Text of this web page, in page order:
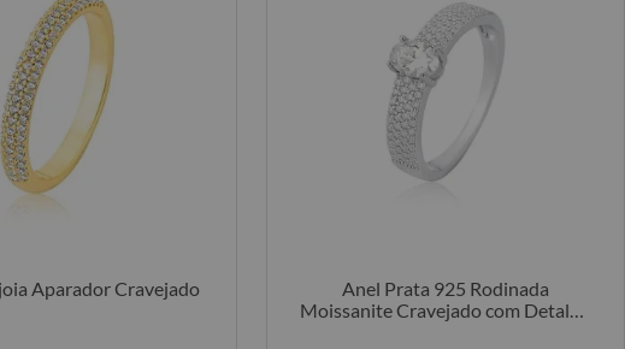
Aparador Cravejado
Anel Prata 925 Rodinada
Moissanite Cravejado com Detalhe